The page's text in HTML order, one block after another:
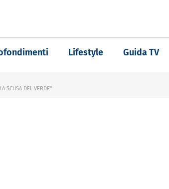
Lifestyle Guida TV
SCUSA DEL VERDE"